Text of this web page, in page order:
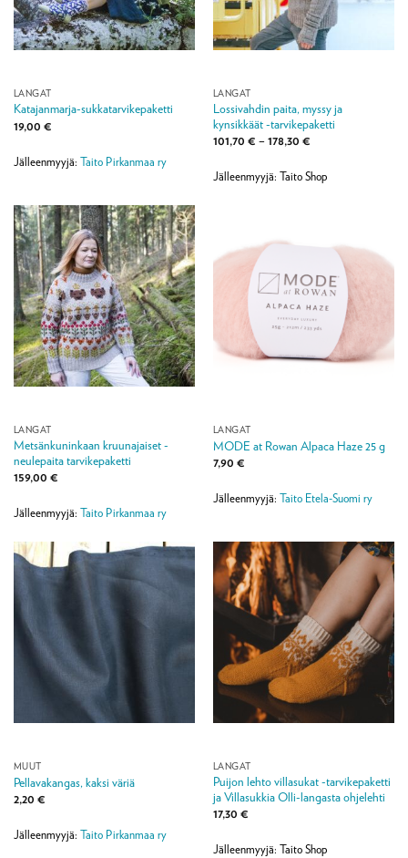
LANGAT
Katajanmarja-sukkatarvikepaketti
19,00 €
Jälleenmyyjä: Taito Pirkanmaa ry
LANGAT
Lossivahdin paita, myssy ja
kynsikkäät -tarvikepaketti
101,70 € – 178,30 €Hintaluokka:
178,30 €
Jälleenmyyjä: Taito Shop
LANGAT
Metsänkuninkaan kruunajaiset -
neulepaita tarvikepaketti
159,00 €
Jälleenmyyjä: Taito Pirkanmaa ry
LANGAT
MODE at Rowan Alpaca Haze 25 g
7,90 €
Jälleenmyyjä: Taito Etela-Suomi ry
MUUT
Pellavakangas, kaksi väriä
2,20 €
Jälleenmyyjä: Taito Pirkanmaa ry
LANGAT
Puijon lehto villasukat -tarvikepaketti
ja Villasukkia Olli-langasta ohjelehti
17,30 €
Jälleenmyyjä: Taito Shop